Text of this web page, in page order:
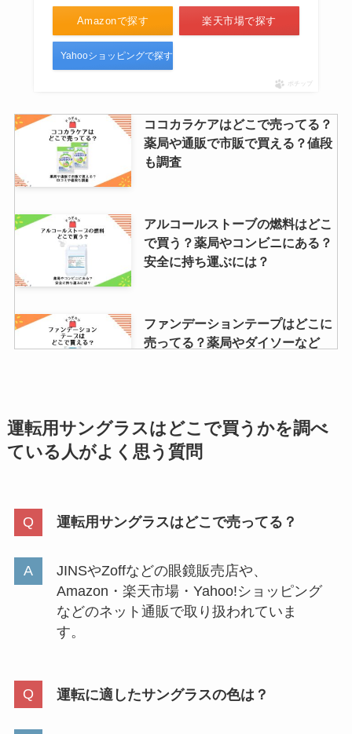
Amazonで探す 楽天市場で探す
Yahooショッピングで探す
ポチップ
ココカラケアはどこで売ってる？
薬局や通販で市販で買える？値段
も調査
アルコールストーブの燃料はどこ
で買う？薬局やコンビニにある？
安全に持ち運ぶには？
ファンデーションテープはどこに
売ってる？薬局やダイソーなど
チャップアップはロフトで買え
る？マツキヨ・ヨドバシ・
amazon・東急ハンズを徹底調
はいはいが販売終了？なぜ？リニ
が安いか調査！
運転用サングラスはどこで買うかを調べ
ている人がよく思う質問
運転用サングラスはどこで売ってる？
JINSやZoffなどの眼鏡販売店や、
Amazon・楽天市場・Yahoo!ショッピング
などのネット通販で取り扱われていま
す。
運転に適したサングラスの色は？